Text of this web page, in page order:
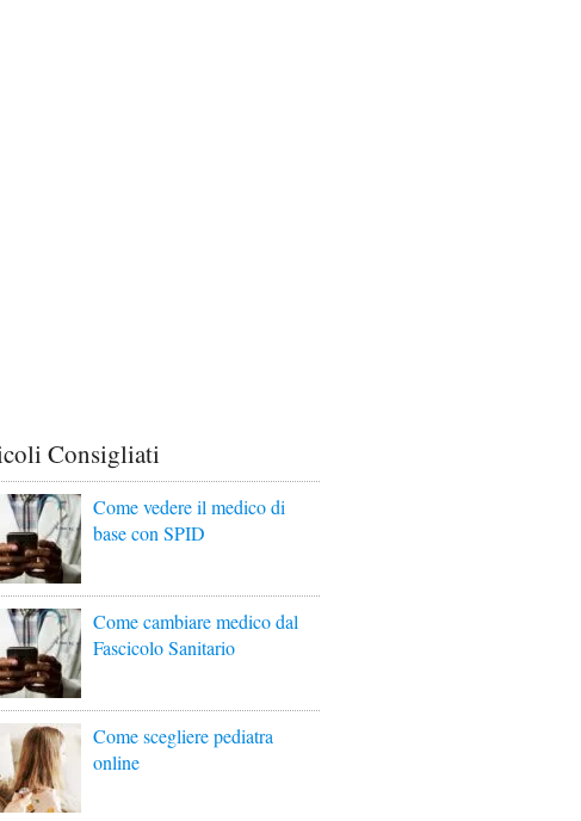
Consigliati
Come vedere il medico di
base con SPID
Come cambiare medico dal
Fascicolo Sanitario
Come scegliere pediatra
online